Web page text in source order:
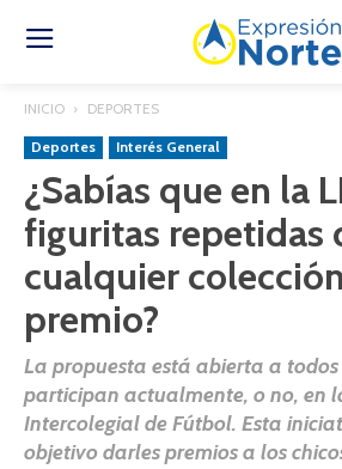
INICIO DEPORTES
Deportes Interés General
¿Sabías que en la
figuritas repetidas
cualquier
premio?
La propuesta está abierta a todos
participan actualmente, o no, en
Intercolegial de Fútbol. Esta
objetivo darles premios a los